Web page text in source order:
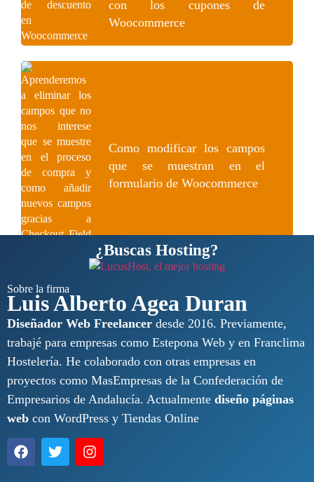
con los cupones de
Woocommerce
Como modificar los campos
que se muestran en el
formulario de Woocommerce
¿Buscas Hosting?
Sobre la firma
Luis Alberto Agea Duran
Diseñador Web Freelancer desde 2016. Previamente,
trabajé para empresas como Estepona Web y en Franclima
Hostelería. He colaborado con otras empresas en
proyectos como MasEmpresas de la Confederación de
Empresarios de Andalucía. Actualmente diseño páginas
web con WordPress y Tiendas Online